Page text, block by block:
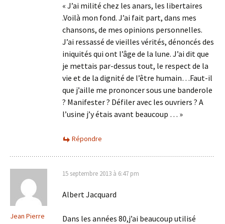
« J’ai milité chez les anars, les libertaires
.Voilà mon fond. J’ai fait part, dans mes
chansons, de mes opinions personnelles.
J’ai ressassé de vieilles vérités, dénoncés des
iniquités qui ont l’âge de la lune. J’ai dit que
je mettais par-dessus tout, le respect de la
vie et de la dignité de l’être humain…Faut-il
que j’aille me prononcer sous une banderole
? Manifester ? Défiler avec les ouvriers ? A
l’usine j’y étais avant beaucoup … »
Répondre
Jean Pierre
15 septembre 2013 à 6:47 pm
Albert Jacquard
Dans les années 80,j’ai beaucoup utilisé